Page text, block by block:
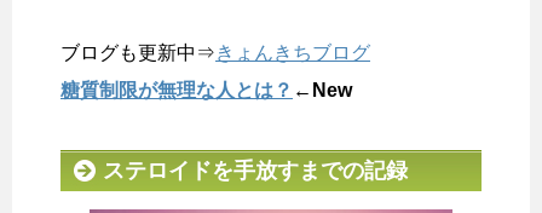
ブログも更新中⇒きょんきちブログ
糖質制限が無理な人とは？ ←New
ステロイドを手放すまでの記録